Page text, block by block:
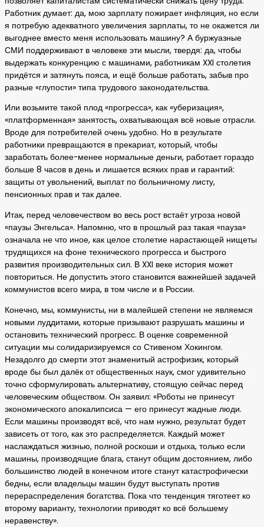
Работник думает: да, мою зарплату пожирает инфляция, но если
я потребую адекватного увеличения зарплаты, то не окажется ли
выгоднее вместо меня использовать машину? А буржуазные
СМИ поддерживают в человеке эти мысли, твердя: да, чтобы
выдержать конкуренцию с машинами, работникам XXI столетия
придётся и затянуть пояса, и ещё больше работать, забыв про
разные «глупости» типа трудового законодательства.
Или возьмите такой плод «прогресса», как «уберизация»,
«платформенная» занятость, охватывающая всё новые отрасли.
Вроде для потребителей очень удобно. Но в результате
работники превращаются в прекариат, который, чтобы
заработать более-менее нормальные деньги, работает гораздо
больше 8 часов в день и лишается всяких прав и гарантий:
защиты от увольнений, выплат по больничному листу,
пенсионных прав и так далее.
Итак, перед человечеством во весь рост встаёт угроза новой
«паузы Энгельса». Напомню, что в прошлый раз такая «пауза»
означала не что иное, как целое столетие нарастающей нищеты
трудящихся на фоне технического прогресса и быстрого
развития производительных сил. В XXI веке история может
повториться. Не допустить этого становится важнейшей задачей
коммунистов всего мира, в том числе и в России.
Конечно, мы, коммунисты, ни в малейшей степени не являемся
новыми луддитами, которые призывают разрушать машины и
остановить технический прогресс. В оценке современной
ситуации мы солидаризируемся со Стивеном Хокингом.
Незадолго до смерти этот знаменитый астрофизик, который
вроде бы был далёк от общественных наук, смог удивительно
точно сформулировать альтернативу, стоящую сейчас перед
человеческим обществом. Он заявил: «Роботы не принесут
экономического апокалипсиса — его принесут жадные люди.
Если машины производят всё, что нам нужно, результат будет
зависеть от того, как это распределяется. Каждый может
наслаждаться жизнью, полной роскоши и отдыха, только если
машины, производящие блага, станут общим достоянием, либо
большинство людей в конечном итоге станут катастрофически
бедны, если владельцы машин будут выступать против
перераспределения богатства. Пока что тенденция тяготеет ко
второму варианту, технологии приводят ко всё большему
неравенству».